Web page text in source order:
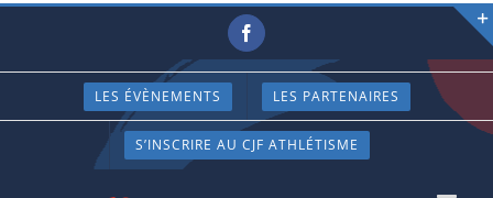
Passer
contenu
Facebook
LES ÉVÈNEMENTS LES PARTENAIRES
S’INSCRIRE AU CJF ATHLÉTISME